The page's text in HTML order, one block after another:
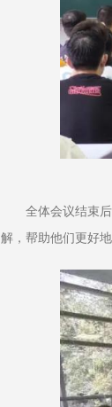
全体会议结束
解，帮助他们更好